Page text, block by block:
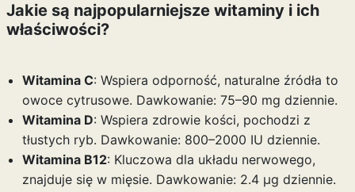
Jakie są najpopularniejsze witaminy i ich
właściwości?
Witamina C: Wspiera odporność, naturalne źródła to
owoce cytrusowe. Dawkowanie: 75–90 mg dziennie.
Witamina D: Wspiera zdrowie kości, pochodzi z
tłustych ryb. Dawkowanie: 800–2000 IU dziennie.
Witamina B12: Kluczowa dla układu nerwowego,
znajduje się w mięsie. Dawkowanie: 2.4 µg dziennie.